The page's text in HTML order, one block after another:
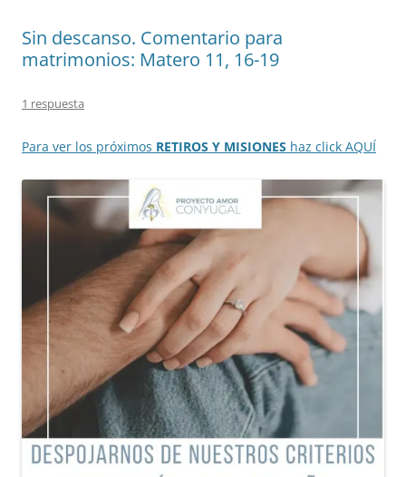
Sin descanso. Comentario para
matrimonios: Matero 11, 16-19
1 respuesta
Para ver los próximos RETIROS Y MISIONES haz click AQUÍ